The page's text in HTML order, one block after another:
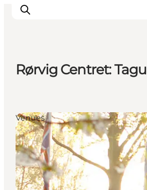
Essen
Unterkünfte
Nützliches
Rørvig Centret:
Venues